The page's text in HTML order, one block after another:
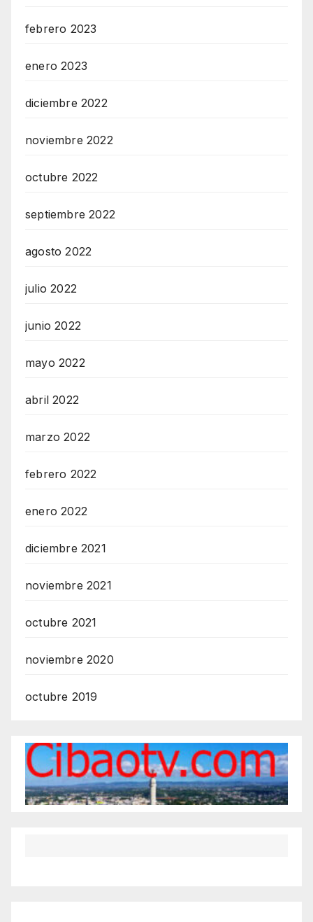
febrero 2023
enero 2023
diciembre 2022
noviembre 2022
octubre 2022
septiembre 2022
agosto 2022
julio 2022
junio 2022
mayo 2022
abril 2022
marzo 2022
febrero 2022
enero 2022
diciembre 2021
noviembre 2021
octubre 2021
noviembre 2020
octubre 2019